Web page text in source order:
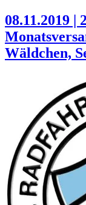
08.11.2019 |
Wäldchen,